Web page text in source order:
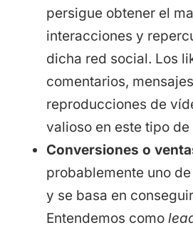
persigue obtener el
interacciones y
dicha red social. Los
comentarios,
reproducciones de
valioso en este tipo
Conversiones o
probablemente uno
y se basa en
Entendemos como